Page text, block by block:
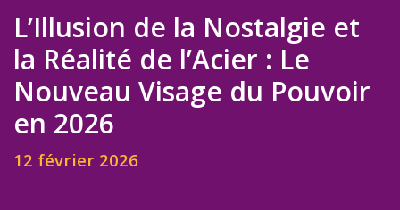
L’Illusion de la Nostalgie et
la Réalité de l’Acier : Le
Nouveau Visage du Pouvoir
en 2026
12 février 2026